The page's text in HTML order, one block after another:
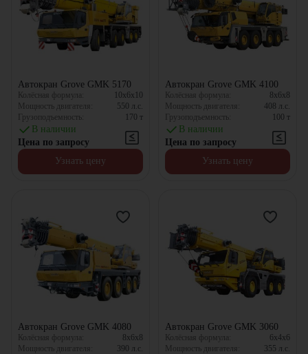
Автокран Grove GMK 5170
Колёсная формула:
10x6x10
Мощность двигателя:
550 л.с.
Грузоподъемность:
170 т
В наличии
Цена по запросу
Узнать цену
Автокран Grove GMK 4100
Колёсная формула:
8x6x8
Мощность двигателя:
408 л.с.
Грузоподъемность:
100 т
В наличии
Цена по запросу
Узнать цену
Автокран Grove GMK 4080
Колёсная формула:
8x6x8
Мощность двигателя:
390 л.с.
Автокран Grove GMK 3060
Колёсная формула:
6x4x6
Мощность двигателя:
355 л.с.